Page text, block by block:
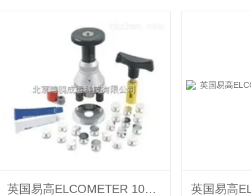
英国易高ELCOMETER 106涂层附着力测试仪 涂层测厚仪